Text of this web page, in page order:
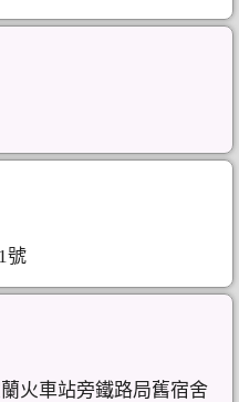
號
火車站旁鐵路局舊宿舍